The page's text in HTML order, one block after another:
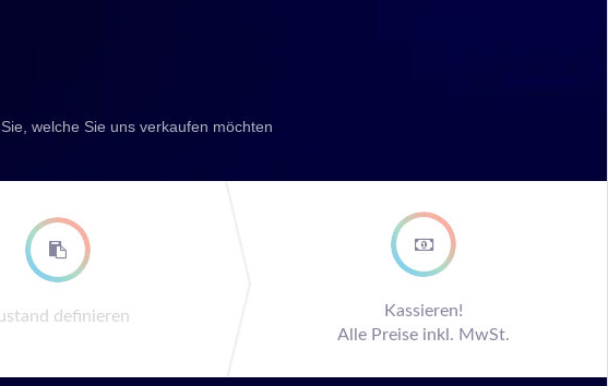
welche Sie uns verkaufen möchten
third step
definieren
Kassieren!
Alle Preise inkl. MwSt.